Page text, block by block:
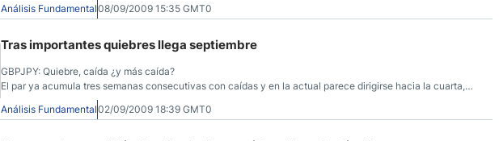
Análisis Fundamental08/09/2009 15:35 GMT0
Tras importantes quiebres llega septiembre
GBPJPY: Quiebre, caída ¿y más caída?
El par ya acumula tres semanas consecutivas con caídas y en la actual parece dirigirse hacia la cuarta,
acumulando un retroceso mayor a los mil puntos desde los máximos en ocho meses (163.05) a mínimos en
siete semanas (149.10).
Análisis Fundamental02/09/2009 18:39 GMT0